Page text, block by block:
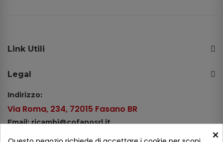
Link Utili
Legal
Indirizzo:
Via Roma, 234, 72015 Fasano BR
Email: ricambi@cofanosrl.it
×